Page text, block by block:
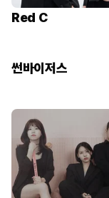
Red C
썬바이저스